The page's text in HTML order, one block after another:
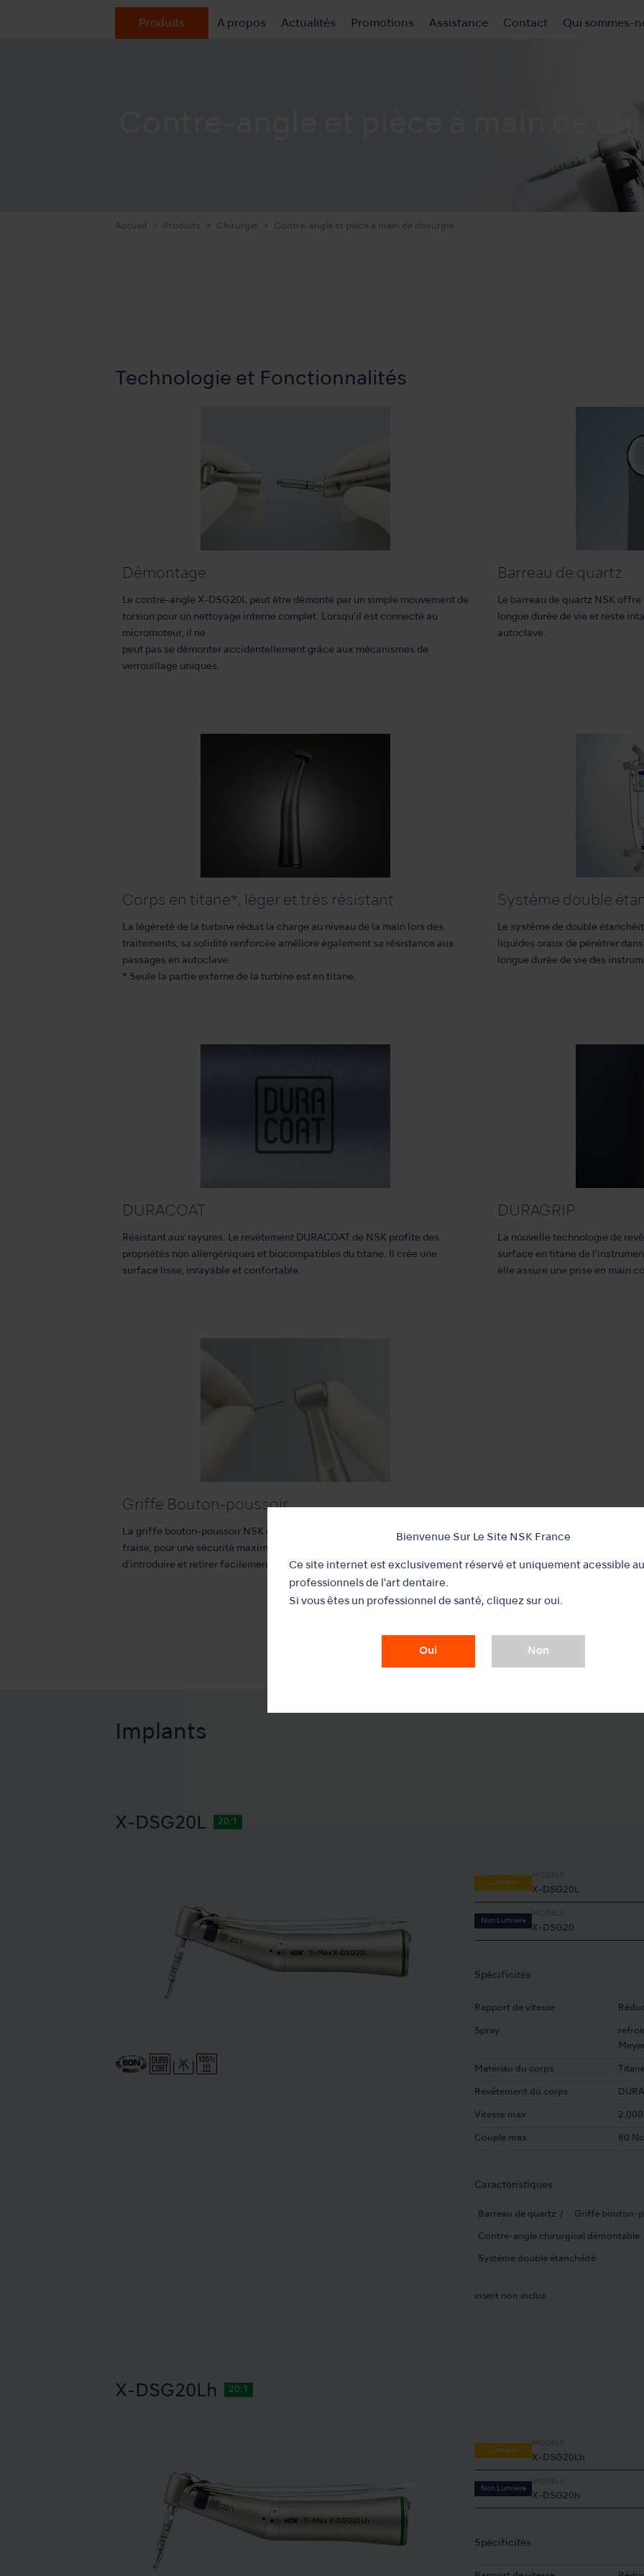
Bienvenue Sur Le Site NSK France
Ce site internet est exclusivement réservé et uniquement acessible
professionnels de l'art dentaire.
Si vous êtes un professionnel de santé, cliquez sur oui.
Oui Non
Produits A propos Actualités Promotions Assistance Contact Qui sommes-
Accueil Produits Chirurgie Contre-angle et pièce à main de chirurgie
Technologie et Fonctionnalités
Démontage
Le contre-angle X-DSG20L peut être démonté par un simple mouvement de
torsion pour un nettoyage interne complet. Lorsqu'il est connecté au
micromoteur, il ne
peut pas se démonter accidentellement grâce aux mécanismes de
verrouillage uniques.
Barreau de quartz
Le barreau de quartz NSK
longue durée de vie et reste
autoclave.
Corps en titane*, léger et très résistant
La légèreté de la turbine réduit la charge au niveau de la main lors des
traitements, sa solidité renforcée améliore également sa résistance aux
passages en autoclave.
* Seule la partie externe de la turbine est en titane.
Système double
Le système de double
liquides oraux de pénétrer
longue durée de vie des
DURACOAT
Résistant aux rayures. Le revêtement DURACOAT de NSK profite des
propriétés non allergéniques et biocompatibles du titane. Il crée une
surface lisse, inrayable et confortable.
DURAGRIP
La nouvelle technologie de
surface en titane de
elle assure une prise en main
Griffe Bouton-poussoir
La griffe bouton-poussoir NSK garantit une excellente rétention de la
fraise, pour une sécurité maximale lors du traitement. Elle permet
d'introduire et retirer facilement la fraise.
Implants
X-DSG20L 20:1
Lumière
X-DSG20L
Non Lumière
X-DSG20
Spécificités
Rapport de vitesse
Spray
Matériau du corps
Revêtement du corps
Vitesse max
Couple max 80
Caractéristiques
Barreau de quartz Griffe bouton-
Contre-angle chirurgical démontable
Système double étanchéité
insert non inclus
X-DSG20Lh 20:1
Lumière
X-DSG20Lh
Non Lumière
X-DSG20h
Spécificités